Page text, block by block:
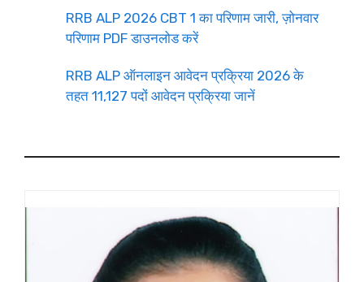
RRB ALP 2026 CBT 1 का परिणाम जारी, ज़ोनवार
परिणाम PDF डाउनलोड करें
RRB ALP ऑनलाइन आवेदन प्रक्रिया 2026 के
तहत 11,127 पदों आवेदन प्रक्रिया जानें